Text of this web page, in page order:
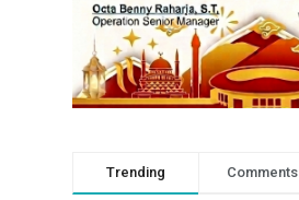
Trending Comments